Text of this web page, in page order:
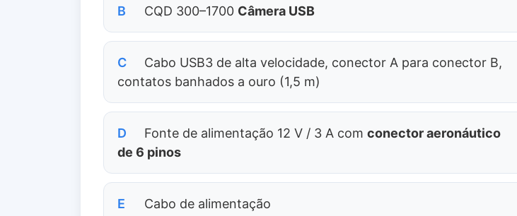
B CQD 300–1700 Câmera USB
C
Cabo USB3 de alta velocidade, conector A para conector B,
contatos banhados a ouro (1,5 m)
D Fonte de alimentação 12 V / 3 A comconector aeronáutico
de 6 pinos
E Cabo de alimentação